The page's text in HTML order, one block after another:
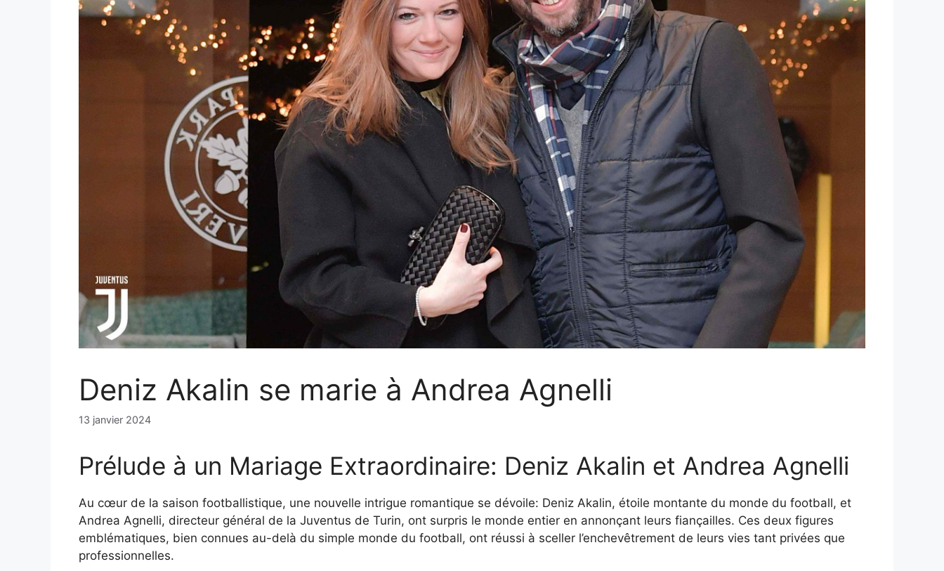
Deniz Akalin se marie à Andrea Agnelli
13 janvier 2024
Prélude à un Mariage Extraordinaire: Deniz Akalin et Andrea Agnelli
Au cœur de la saison footballistique, une nouvelle intrigue romantique se dévoile: Deniz Akalin, étoile montante du monde du football, et
Andrea Agnelli, directeur général de la Juventus de Turin, ont surpris le monde entier en annonçant leurs fiançailles. Ces deux figures
emblématiques, bien connues au-delà du simple monde du football, ont réussi à sceller l’enchevêtrement de leurs vies tant privées que
professionnelles.